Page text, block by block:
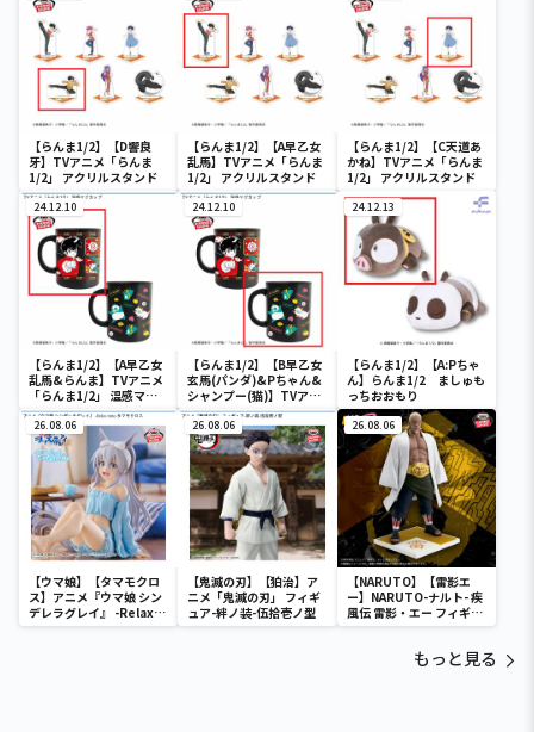
【らんま1/2】【D響良
牙】TVアニメ「らんま
1/2」 アクリルスタンド
【らんま1/2】【A早乙女
乱馬】TVアニメ「らんま
1/2」 アクリルスタンド
【らんま1/2】【C天道あ
かね】TVアニメ「らんま
1/2」 アクリルスタンド
24.12.10
【らんま1/2】【A早乙女
乱馬&らんま】TVアニメ
「らんま1/2」 温感マグ
カップ
24.12.10
【らんま1/2】【B早乙女
玄馬(パンダ)&Pちゃん&
シャンプー(猫)】TVアニ
メ「らんま1/2」 温感マ
グカップ
24.12.13
【らんま1/2】【A:Pちゃ
ん】らんま1/2 ましゅも
っちおおもり
26.08.06
【ウマ娘】【タマモクロ
ス】アニメ『ウマ娘 シン
デレラグレイ』 -Relax
time-タマモクロス
26.08.06
【鬼滅の刃】【狛治】ア
ニメ「鬼滅の刃」 フィギ
ュア-絆ノ装-伍拾壱ノ型
26.08.06
【NARUTO】【雷影エ
ー】NARUTO-ナルト- 疾
風伝 雷影・エー フィギュ
ア～五影集結…!!～
もっと見る